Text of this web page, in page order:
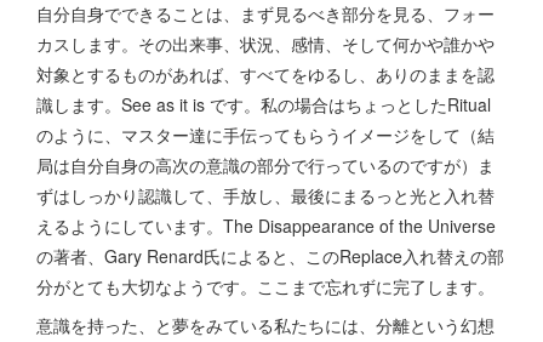
自分自身でできることは、まず見るべき部分を見る、フォー
カスします。その出来事、状況、感情、そして何かや誰かや
対象とするものがあれば、すべてをゆるし、ありのままを認
識します。See as it is です。私の場合はちょっとしたRitual
のように、マスター達に手伝ってもらうイメージをして（結
局は自分自身の高次の意識の部分で行っているのですが）ま
ずはしっかり認識して、手放し、最後にまるっと光と入れ替
えるようにしています。The Disappearance of the Universe
の著者、Gary Renard氏によると、このReplace入れ替えの部
分がとても大切なようです。ここまで忘れずに完了します。
意識を持った、と夢をみている私たちには、分離という幻想